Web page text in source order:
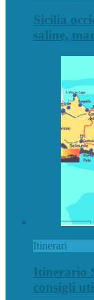
Sicilia
saline,
Itinerari
Itinerario
consigli